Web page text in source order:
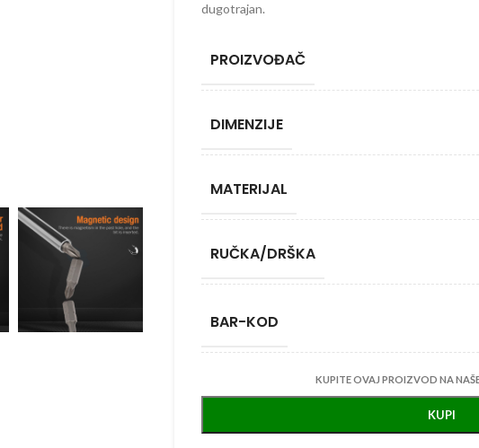
dugotrajan.
PROIZVOĐAČ
DIMENZIJE
MATERIJAL
RUČKA/DRŠKA
BAR-KOD
KUPITE OVAJ PROIZVOD NA
KUPI